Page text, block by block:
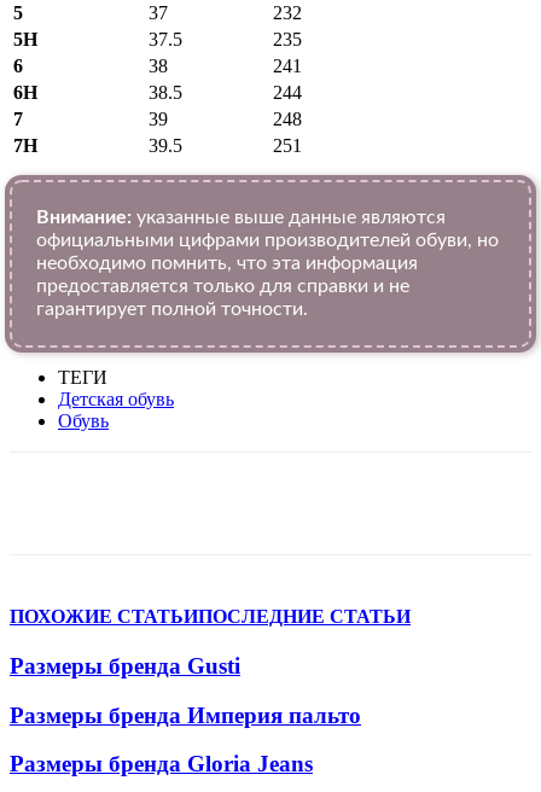
5
37
232
5H
37.5
235
6
38
241
6H
38.5
244
7
39
248
7H
39.5 251
Внимание: указанные выше данные являются
официальными цифрами производителей обуви, но
необходимо помнить, что эта информация
предоставляется только для справки и не
гарантирует полной точности.
ТЕГИ
Детская обувь
Обувь
ПОХОЖИЕ СТАТЬИПОСЛЕДНИЕ СТАТЬИ
Размеры бренда Gusti
Размеры бренда Империя пальто
Размеры бренда Gloria Jeans